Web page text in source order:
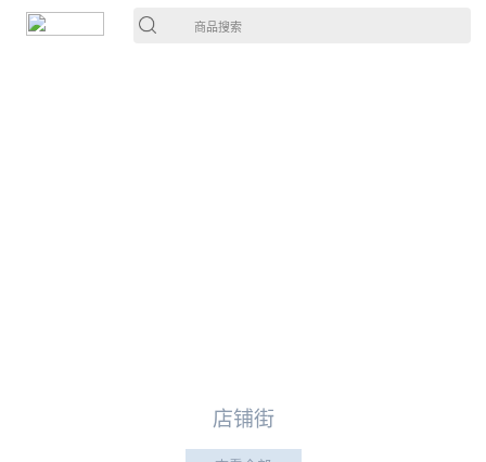
商品搜索
店铺街